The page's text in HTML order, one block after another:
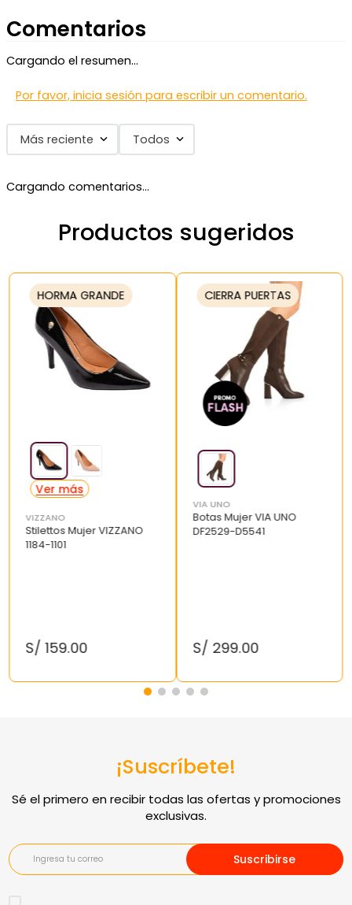
Comentarios
Cargando el resumen…
Por favor, inicia sesión para escribir un comentario.
Más reciente Todos
Cargando comentarios…
Productos sugeridos
HORMA GRANDE
VIZZANO
Stilettos Mujer VIZZANO
1184-1101
S/ 159.00
CIERRA PUERTAS
VIA UNO
Botas Mujer VIA UNO
DF2529-D5541
S/ 299.00
¡Suscríbete!
Suscribirse